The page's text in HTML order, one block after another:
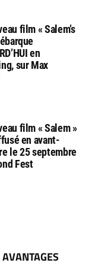
film « Salem’s
en
sur Max
film « Salem »
en avant-
le 25 septembre
Fest